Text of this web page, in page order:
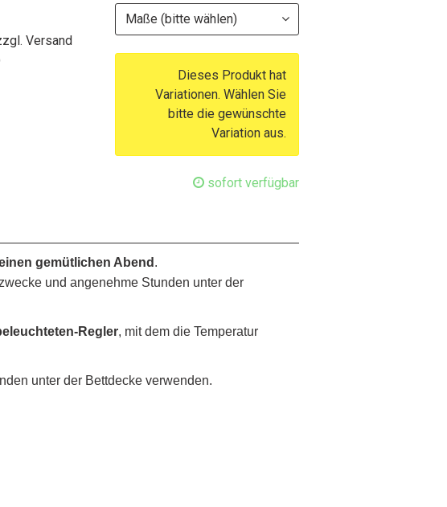
Versand
Maße (bitte wählen)
Dieses Produkt hat
Variationen. Wählen Sie
bitte die gewünschte
Variation aus.
sofort verfügbar
gemütlichen Abend .
und angenehme Stunden unter der
Regler, mit dem die Temperatur
unter der Bettdecke verwenden.